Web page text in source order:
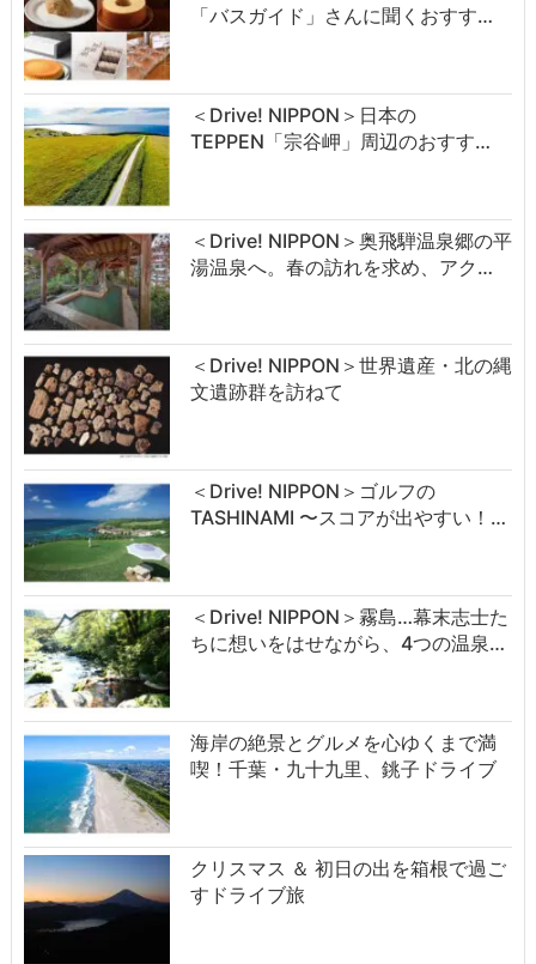
「バスガイド」さんに聞くおすす…
＜Drive! NIPPON＞日本の
TEPPEN「宗谷岬」周辺のおすす…
＜Drive! NIPPON＞奥飛騨温泉郷の平
湯温泉へ。春の訪れを求め、アク…
＜Drive! NIPPON＞世界遺産・北の縄
文遺跡群を訪ねて
＜Drive! NIPPON＞ゴルフの
TASHINAMI 〜スコアが出やすい！…
＜Drive! NIPPON＞霧島…幕末志士た
ちに想いをはせながら、4つの温泉…
海岸の絶景とグルメを心ゆくまで満
喫！千葉・九十九里、銚子ドライブ
クリスマス ＆ 初日の出を箱根で過ご
すドライブ旅